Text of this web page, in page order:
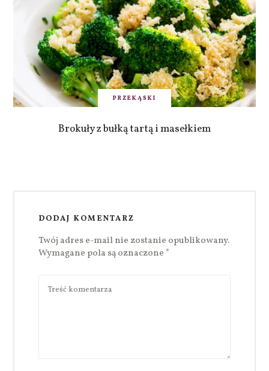
PRZEKĄSKI
Brokuły z bułką tartą i masełkiem
DODAJ KOMENTARZ
Twój adres e-mail nie zostanie opublikowany.
Wymagane pola są oznaczone *